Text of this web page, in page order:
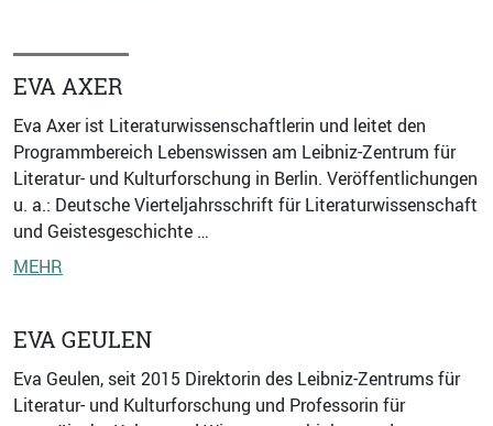
EVA AXER
Eva Axer ist Literaturwissenschaftlerin und leitet den
Programmbereich Lebenswissen am Leibniz-Zentrum für
Literatur- und Kulturforschung in Berlin. Veröffentlichungen
u. a.: Deutsche Vierteljahrsschrift für Literaturwissenschaft
und Geistesgeschichte …
MEHR
EVA GEULEN
Eva Geulen, seit 2015 Direktorin des Leibniz-Zentrums für
Literatur- und Kulturforschung und Professorin für